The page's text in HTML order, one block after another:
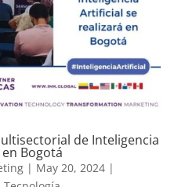
de Inteligencia
Bogotá
| May 20, 2024|